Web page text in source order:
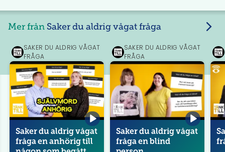
Mer från Saker du aldrig vågat fråga
Tänk
till
SAKER DU ALDRIG VÅGAT
FRÅGA
Saker du aldrig vågat
fråga en anhörig till
Tänk
till
SAKER DU ALDRIG VÅGAT
FRÅGA
Saker du aldrig vågat
fråga en blind
till